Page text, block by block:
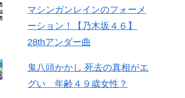
マシンガンレインのフォーメ
ーション！【乃木坂４６】
28thアンダー曲
鬼八頭かかし 死去の真相がエ
グい 年齢４９歳女性？